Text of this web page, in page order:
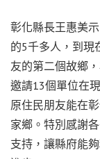
彰化縣長王惠美
的5千多人，到現
友的第二個故鄉
邀請13個單位在
原住民朋友能在
家鄉。特別感謝
支持，讓縣府能